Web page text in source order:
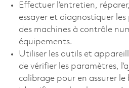
Effectuer l’entretien,
essayer et diagnostiquer
des machines à contrôle
équipements.
Utiliser les outils et
de vérifier les paramètres,
calibrage pour en assurer